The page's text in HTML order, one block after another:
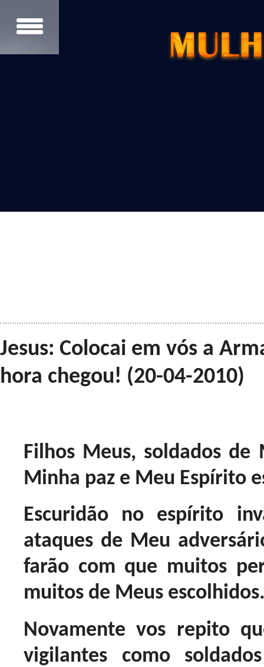
Jesus: Colocai em vós a
hora chegou! (20-04-2010)
Filhos Meus, soldados
Minha paz e Meu Espírito
Escuridão no espírito
ataques de Meu
farão com que muitos
muitos de Meus
Novamente vos repito
vigilantes como